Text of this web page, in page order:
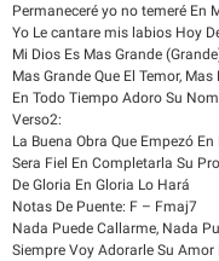
Permaneceré yo no temeré En
Yo Le cantare mis labios Hoy
Mi Dios Es Mas Grande
Mas Grande Que El Temor,
En Todo Tiempo Adoro Su
Verso2:
La Buena Obra Que Empezó En
Sera Fiel En Completarla Su
De Gloria En Gloria Lo Hará
Notas De Puente: F – Fmaj7
Nada Puede Callarme, Nada
Siempre Voy Adorarle Su